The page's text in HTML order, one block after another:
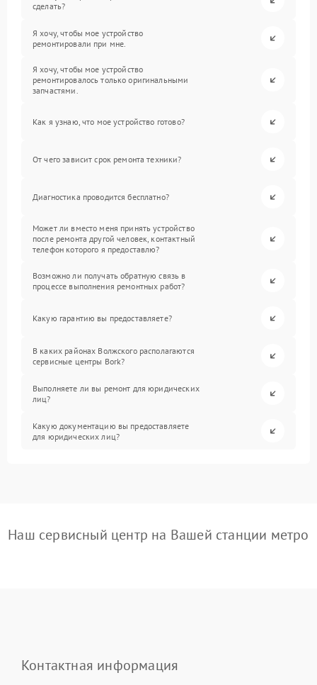
сделать?
Я хочу, чтобы мое устройство
ремонтировали при мне.
Я хочу, чтобы мое устройство
ремонтировалось только оригинальными
запчастями.
Как я узнаю, что мое устройство готово?
От чего зависит срок ремонта техники?
Диагностика проводится бесплатно?
Может ли вместо меня принять устройство
после ремонта другой человек, контактный
телефон которого я предоставлю?
Возможно ли получать обратную связь в
процессе выполнения ремонтных работ?
Какую гарантию вы предоставляете?
В каких районах Волжского располагаются
сервисные центры Bork?
Выполняете ли вы ремонт для юридических
лиц?
Какую документацию вы предоставляете
для юридических лиц?
Наш сервисный центр на Вашей станции метро
Контактная информация